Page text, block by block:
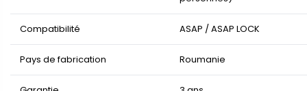
Compatibilité ASAP / ASAP LOCK
Pays de fabrication Roumanie